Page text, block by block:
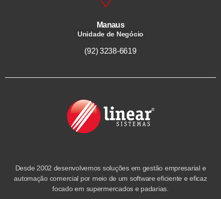
Manaus
Unidade de Negócio
(92) 3238-6619
Desde 2002 desenvolvemos soluções em gestão empresarial e
automação comercial por meio de um software eficiente e eficaz
focado em supermercados e padarias.